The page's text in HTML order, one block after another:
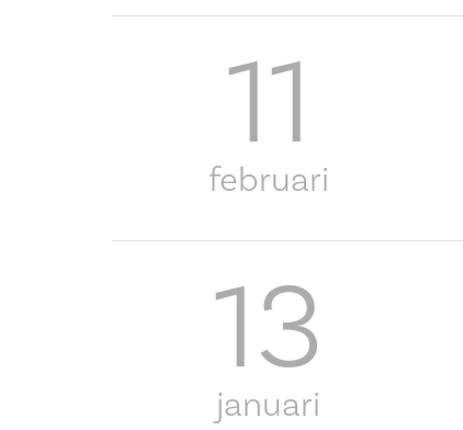
11
februari
13
januari